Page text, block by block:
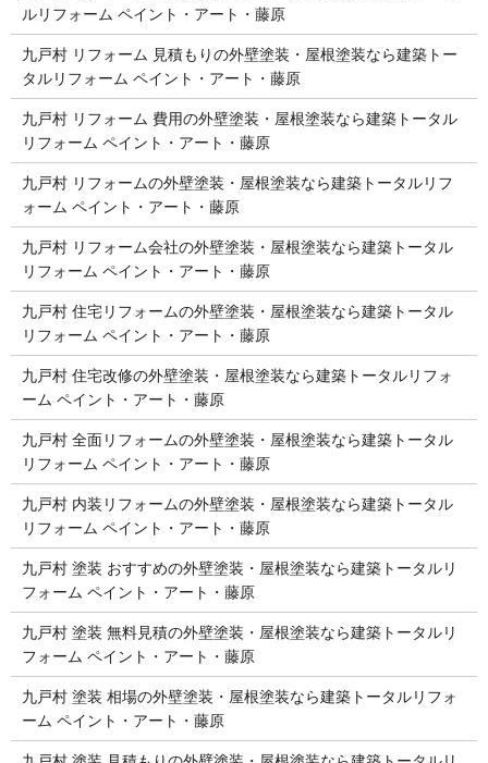
ルリフォーム ペイント・アート・藤原
九戸村 リフォーム 見積もりの外壁塗装・屋根塗装なら建築トー
タルリフォーム ペイント・アート・藤原
九戸村 リフォーム 費用の外壁塗装・屋根塗装なら建築トータル
リフォーム ペイント・アート・藤原
九戸村 リフォームの外壁塗装・屋根塗装なら建築トータルリフ
ォーム ペイント・アート・藤原
九戸村 リフォーム会社の外壁塗装・屋根塗装なら建築トータル
リフォーム ペイント・アート・藤原
九戸村 住宅リフォームの外壁塗装・屋根塗装なら建築トータル
リフォーム ペイント・アート・藤原
九戸村 住宅改修の外壁塗装・屋根塗装なら建築トータルリフォ
ーム ペイント・アート・藤原
九戸村 全面リフォームの外壁塗装・屋根塗装なら建築トータル
リフォーム ペイント・アート・藤原
九戸村 内装リフォームの外壁塗装・屋根塗装なら建築トータル
リフォーム ペイント・アート・藤原
九戸村 塗装 おすすめの外壁塗装・屋根塗装なら建築トータルリ
フォーム ペイント・アート・藤原
九戸村 塗装 無料見積の外壁塗装・屋根塗装なら建築トータルリ
フォーム ペイント・アート・藤原
九戸村 塗装 相場の外壁塗装・屋根塗装なら建築トータルリフォ
ーム ペイント・アート・藤原